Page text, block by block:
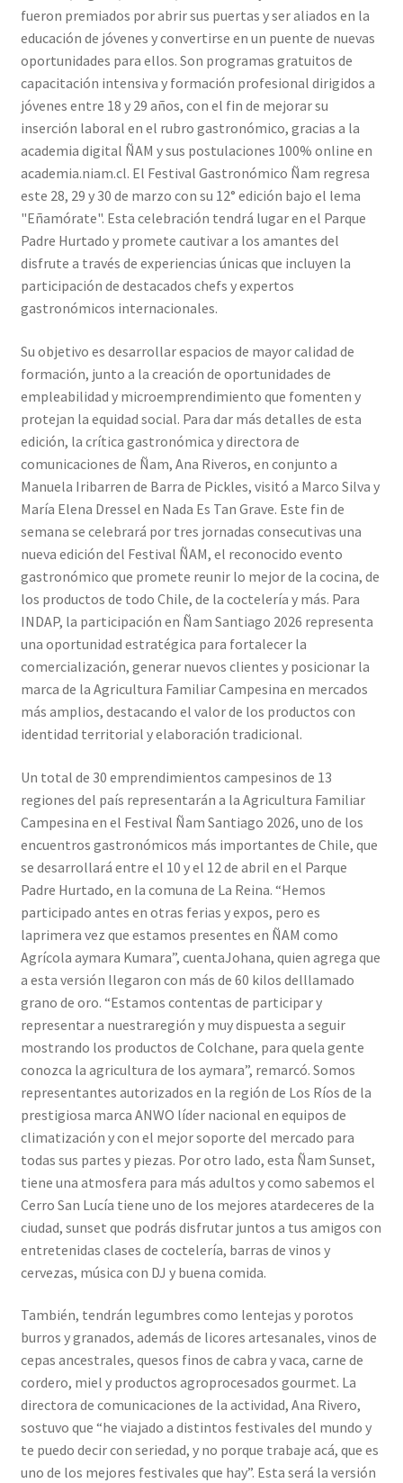
fueron premiados por abrir sus puertas y ser aliados en la
educación de jóvenes y convertirse en un puente de nuevas
oportunidades para ellos. Son programas gratuitos de
capacitación intensiva y formación profesional dirigidos a
jóvenes entre 18 y 29 años, con el fin de mejorar su
inserción laboral en el rubro gastronómico, gracias a la
academia digital ÑAM y sus postulaciones 100% online en
academia.niam.cl. El Festival Gastronómico Ñam regresa
este 28, 29 y 30 de marzo con su 12° edición bajo el lema
"Eñamórate". Esta celebración tendrá lugar en el Parque
Padre Hurtado y promete cautivar a los amantes del
disfrute a través de experiencias únicas que incluyen la
participación de destacados chefs y expertos
gastronómicos internacionales.
Su objetivo es desarrollar espacios de mayor calidad de
formación, junto a la creación de oportunidades de
empleabilidad y microemprendimiento que fomenten y
protejan la equidad social. Para dar más detalles de esta
edición, la crítica gastronómica y directora de
comunicaciones de Ñam, Ana Riveros, en conjunto a
Manuela Iribarren de Barra de Pickles, visitó a Marco Silva y
María Elena Dressel en Nada Es Tan Grave. Este fin de
semana se celebrará por tres jornadas consecutivas una
nueva edición del Festival ÑAM, el reconocido evento
gastronómico que promete reunir lo mejor de la cocina, de
los productos de todo Chile, de la coctelería y más. Para
INDAP, la participación en Ñam Santiago 2026 representa
una oportunidad estratégica para fortalecer la
comercialización, generar nuevos clientes y posicionar la
marca de la Agricultura Familiar Campesina en mercados
más amplios, destacando el valor de los productos con
identidad territorial y elaboración tradicional.
Un total de 30 emprendimientos campesinos de 13
regiones del país representarán a la Agricultura Familiar
Campesina en el Festival Ñam Santiago 2026, uno de los
encuentros gastronómicos más importantes de Chile, que
se desarrollará entre el 10 y el 12 de abril en el Parque
Padre Hurtado, en la comuna de La Reina. “Hemos
participado antes en otras ferias y expos, pero es
laprimera vez que estamos presentes en ÑAM como
Agrícola aymara Kumara”, cuentaJohana, quien agrega que
a esta versión llegaron con más de 60 kilos delllamado
grano de oro. “Estamos contentas de participar y
representar a nuestraregión y muy dispuesta a seguir
mostrando los productos de Colchane, para quela gente
conozca la agricultura de los aymara”, remarcó. Somos
representantes autorizados en la región de Los Ríos de la
prestigiosa marca ANWO líder nacional en equipos de
climatización y con el mejor soporte del mercado para
todas sus partes y piezas. Por otro lado, esta Ñam Sunset,
tiene una atmosfera para más adultos y como sabemos el
Cerro San Lucía tiene uno de los mejores atardeceres de la
ciudad, sunset que podrás disfrutar juntos a tus amigos con
entretenidas clases de coctelería, barras de vinos y
cervezas, música con DJ y buena comida.
También, tendrán legumbres como lentejas y porotos
burros y granados, además de licores artesanales, vinos de
cepas ancestrales, quesos finos de cabra y vaca, carne de
cordero, miel y productos agroprocesados gourmet. La
directora de comunicaciones de la actividad, Ana Rivero,
sostuvo que “he viajado a distintos festivales del mundo y
te puedo decir con seriedad, y no porque trabaje acá, que es
uno de los mejores festivales que hay”. Esta será la versión